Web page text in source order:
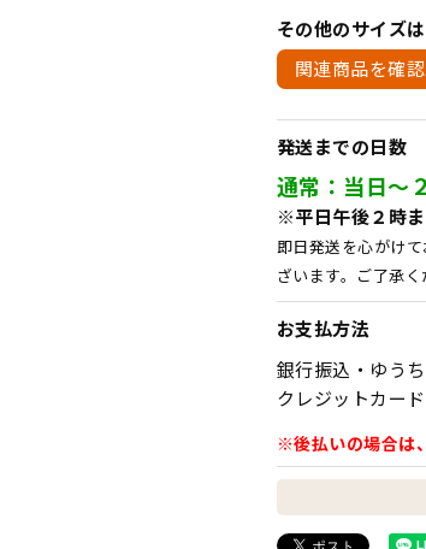
その他のサイズ
関連商品を確
発送までの日数
通常：当日～
※平日午後２時
即日発送を心がけ
ざいます。ご了承
お支払方法
銀行振込・ゆう
クレジットカー
※後払いの場合は